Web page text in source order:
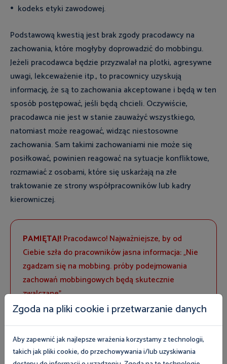
kodeks etyki zawodowej.
Podstawową kwestią jest brak zgody pracodawcy na
zachowania, które mogłyby doprowadzić do mobbingu.
Jeżeli pracodawca będzie przyzwalał na plotki, agresywne
uwagi, lekceważenie itp., to pracownicy uzyskują
informację, że są to zachowania akceptowane i będą w ten
sposób postępować, jeśli będą chcieli. Oczywiście,
pracodawca nie jest w stanie zauważyć wszystkiego,
natomiast może reagować, widząc niestosowne
zachowania. Sam takimi zachowaniami nie może się
posiłkować, powinien reagować na sytuacje konfliktowe,
rozmawiać z osobami, które się uskarżają na złe
traktowanie ze strony współpracowników lub kadry
kierowniczej.
PAMIĘTAJ! Pracodawco! Najważniejsze, by od
Ciebie szła do pracowników jasna informacja: „Nie
zgadzam się na mobbing. próby podejmowania
zachowań mobbingowych będą skutecznie
zwalczane”.
Wewnętrzna Polityka
Antymobbingowa
Zgoda na pliki cookie i przetwarzanie danych
Aby zapewnić jak najlepsze wrażenia korzystamy z technologii,
takich jak pliki cookie, do przechowywania i/lub uzyskiwania